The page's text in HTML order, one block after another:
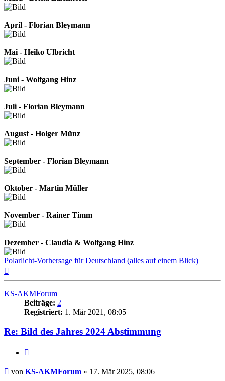
April - Florian Bleymann
Mai - Heiko Ulbricht
Juni - Wolfgang Hinz
Juli - Florian Bleymann
August - Holger Münz
September - Florian Bleymann
Oktober - Martin Müller
November - Rainer Timm
Dezember - Claudia & Wolfgang Hinz
Polarlicht-Vorhersage für Deutschland (alles auf einem Blick)
KS-AKMForum
Beiträge: 2
Registriert: 1. Mär 2021, 08:05
Re: Bild des Jahres 2024 Abstimmung
Beitrag
von KS-AKMForum » 17. Mär 2025, 08:06